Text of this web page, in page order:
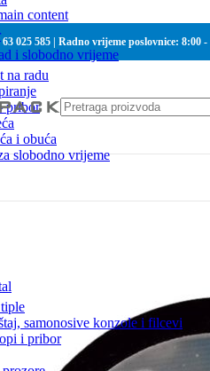
content
025 585 | Radno vrijeme poslovnice: 8:00 -
i slobodno vrijeme
na radu
pribor
i obuća
slobodno vrijeme
samonosive konzole i filcevi
i pribor